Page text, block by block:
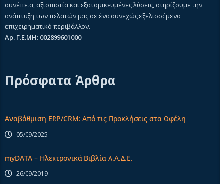
συνέπεια, αξιοπιστία και εξατομικευμένες λύσεις, στηρίζουμε την
ανάπτυξη των πελατών μας σε ένα συνεχώς εξελισσόμενο
επιχειρηματικό περιβάλλον.
Αρ. Γ.Ε.ΜΗ: 002899601000
Πρόσφατα Άρθρα
Αναβάθμιση ERP/CRM: Από τις Προκλήσεις στα Οφέλη
05/09/2025
myDATA – Ηλεκτρονικά Βιβλία Α.Α.Δ.Ε.
26/09/2019